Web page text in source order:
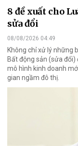
8 đề xuất cho
sửa đổi
08/08/2026 04:49
Không chỉ xử lý những
Bất động sản (sửa
mô hình kinh doanh
gian ngầm đô thị.